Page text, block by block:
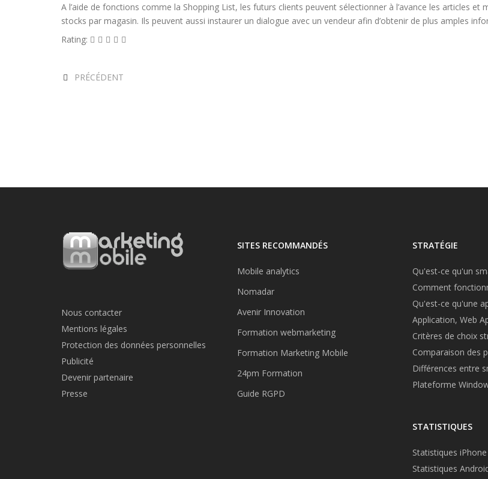
A l’aide de fonctions comme la Shopping List, les futurs clients peuvent sélectionner à l’avance les articles
stocks par magasin. Ils peuvent aussi instaurer un dialogue avec un vendeur afin d’obtenir de plus amples
Rating:
PRÉCÉDENT
Nous contacter
Mentions légales
Protection des données personnelles
Publicité
Devenir partenaire
Presse
SITES RECOMMANDÉS
Mobile analytics
Nomadar
Avenir Innovation
Formation webmarketing
Formation Marketing Mobile
24pm Formation
Guide RGPD
STRATÉGIE
Qu'est-ce qu'un
Comment
Qu'est-ce qu'une
Application, Web
Critères de choix
Comparaison des
Différences entre
Plateforme
STATISTIQUES
Statistiques iPhone
Statistiques